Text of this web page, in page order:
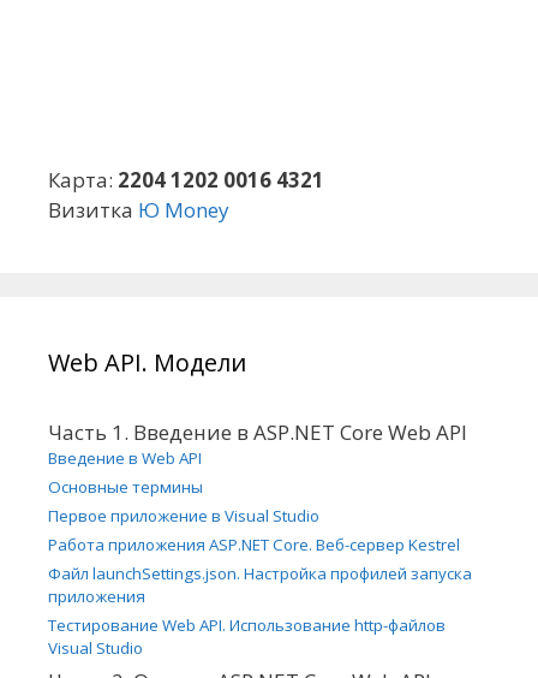
Карта: 2204 1202 0016 4321
Визитка Ю Money
Web API. Модели
Часть 1. Введение в ASP.NET Core Web API
Введение в Web API
Основные термины
Первое приложение в Visual Studio
Работа приложения ASP.NET Core. Веб-сервер Kestrel
Файл launchSettings.json. Настройка профилей запуска
приложения
Тестирование Web API. Использование http-файлов
Visual Studio